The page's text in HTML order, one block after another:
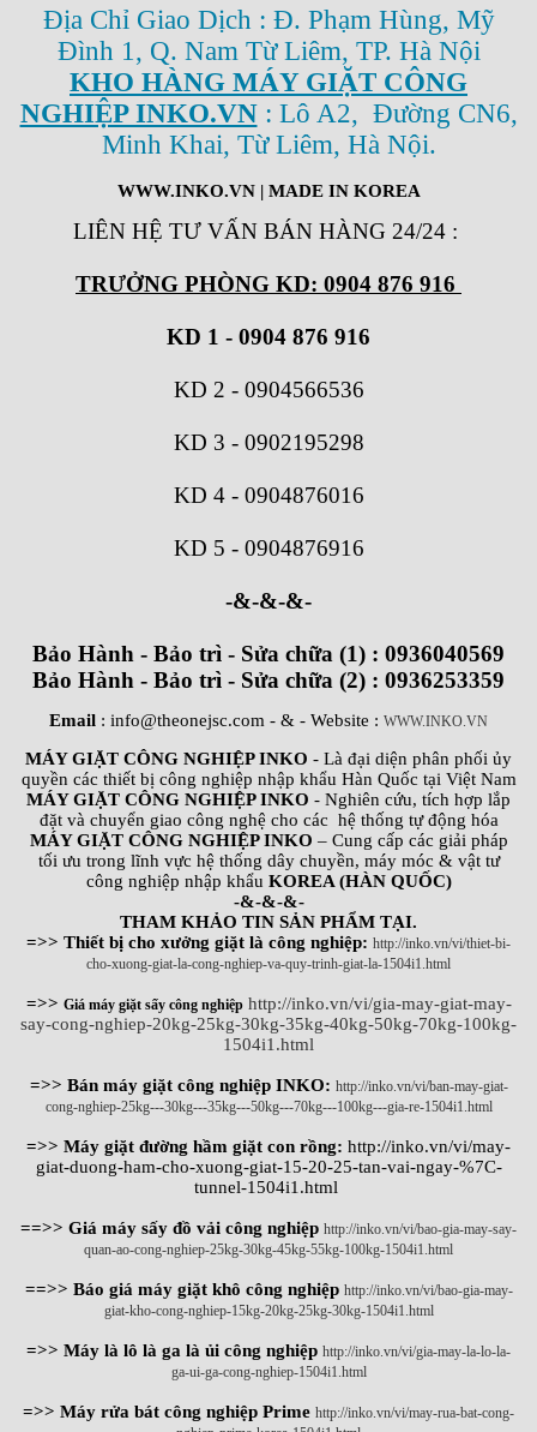
Địa Chỉ Giao Dịch : Đ. Phạm Hùng, Mỹ
Đình 1, Q. Nam Từ Liêm, TP. Hà Nội
KHO HÀNG MÁY GIẶT CÔNG
NGHIỆP INKO.VN: Lô A2, Đường CN6,
Minh Khai, Từ Liêm, Hà Nội.
WWW.INKO.VN| MADE IN KOREA
LIÊN HỆ TƯ VẤN BÁN HÀNG 24/24 :
TRƯỞNG PHÒNG KD: 0904 876 916
KD 1 - 0904 876 916
KD 2 - 0904566536
KD 3 - 0902195298
KD 4 - 0904876016
KD 5 - 0904876916
-&-&-&-
Bảo Hành - Bảo trì - Sửa chữa (1) : 0936040569
Bảo Hành - Bảo trì - Sửa chữa (2) : 0936253359
Email : info@theonejsc.com - & - Website : WWW.INKO.VN
MÁY GIẶT CÔNG NGHIỆP INKO - Là đại diện phân phối ủy
quyền các thiết bị công nghiệp nhập khẩu Hàn Quốc tại Việt Nam
MÁY GIẶT CÔNG NGHIỆP INKO - Nghiên cứu, tích hợp lắp
đặt và chuyển giao công nghệ cho các hệ thống tự động hóa
MÁY GIẶT CÔNG NGHIỆP INKO – Cung cấp các giải pháp
tối ưu trong lĩnh vực hệ thống dây chuyền, máy móc & vật tư
công nghiệp nhập khẩu KOREA (HÀN QUỐC)
-&-&-&-
THAM KHẢO TIN SẢN PHẨM TẠI.
=>> Thiết bị cho xưởng giặt là công nghiệp: http://inko.vn/vi/thiet-bi-
cho-xuong-giat-la-cong-nghiep-va-quy-trinh-giat-la-1504i1.html
=>> Giá máy giặt sấy công nghiệp http://inko.vn/vi/gia-may-giat-may-
say-cong-nghiep-20kg-25kg-30kg-35kg-40kg-50kg-70kg-100kg-
1504i1.html
=>> Bán máy giặt công nghiệp INKO: http://inko.vn/vi/ban-may-giat-
cong-nghiep-25kg---30kg---35kg---50kg---70kg---100kg---gia-re-1504i1.html
=>> Máy giặt đường hầm giặt con rồng: http://inko.vn/vi/may-
giat-duong-ham-cho-xuong-giat-15-20-25-tan-vai-ngay-%7C-
tunnel-1504i1.html
==>> Giá máy sấy đồ vải công nghiệp http://inko.vn/vi/bao-gia-may-say-
quan-ao-cong-nghiep-25kg-30kg-45kg-55kg-100kg-1504i1.html
==>> Báo giá máy giặt khô công nghiệp http://inko.vn/vi/bao-gia-may-
giat-kho-cong-nghiep-15kg-20kg-25kg-30kg-1504i1.html
=>> Máy là lô là ga là ủi công nghiệp http://inko.vn/vi/gia-may-la-lo-la-
ga-ui-ga-cong-nghiep-1504i1.html
=>> Máy rửa bát công nghiệp Prime http://inko.vn/vi/may-rua-bat-cong-